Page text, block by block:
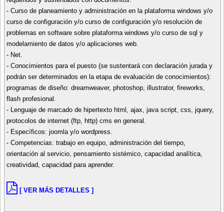
- Curso de planeamiento y administración en la plataforma windows y/o
curso de configuración y/o curso de configuración y/o resolución de
problemas en software sobre plataforma windows y/o curso de sql y
modelamiento de datos y/o aplicaciones web.
- Net.
- Conocimientos para el puesto (se sustentará con declaración jurada y
podrán ser determinados en la etapa de evaluación de conocimientos):
programas de diseño: dreamweaver, photoshop, illustrator, fireworks,
flash profesional.
- Lenguaje de marcado de hipertexto html, ajax, java script, css, jquery,
protocolos de internet (ftp, http) cms en general.
- Específicos: joomla y/o wordpress.
- Competencias: trabajo en equipo, administración del tiempo,
orientación al servicio, pensamiento sistémico, capacidad analítica,
creatividad, capacidad para aprender.
[ VER MÁS DETALLES ]